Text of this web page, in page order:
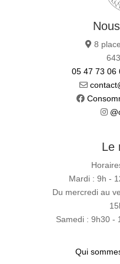
8
05 47 73 06
Le
Mardi : 9h -
Du mercredi au
Samedi : 9h30 -
Qui